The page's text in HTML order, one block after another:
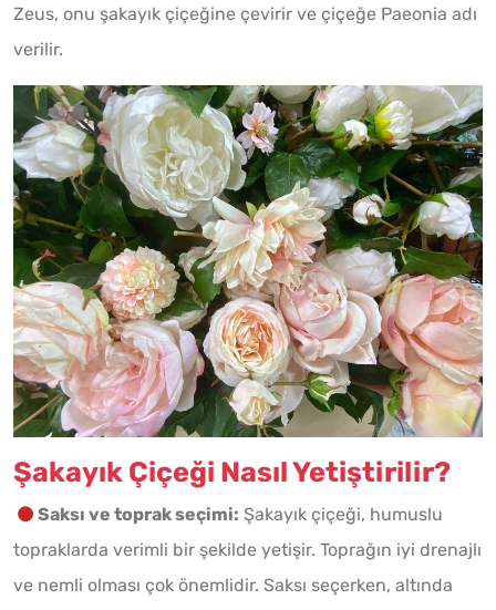
Zeus, onu şakayık çiçeğine çevirir ve çiçeğe Paeonia adı
verilir.
Şakayık Çiçeği Nasıl Yetiştirilir?
Saksı ve toprak seçimi: Şakayık çiçeği, humuslu
topraklarda verimli bir şekilde yetişir. Toprağın iyi drenajlı
ve nemli olması çok önemlidir. Saksı seçerken, altında